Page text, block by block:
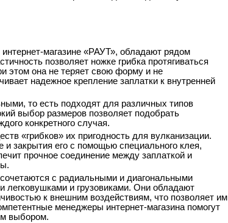
магазине «РАУТ», обладают рядом
позволяет ножке грибка протягиваться
этом она не теряет свою форму и не
надежное крепление заплатки к внутренней
то есть подходят для различных типов
выбор размеров позволяет подобрать
конкретного случая.
«грибков» их пригодность для вулканизации.
и закрытия его с помощью специального клея,
прочное соединение между заплаткой и
с радиальными и диагональными
и грузовиками. Они обладают
к внешним воздействиям, что позволяет им
менеджеры интернет-магазина помогут
выбором.